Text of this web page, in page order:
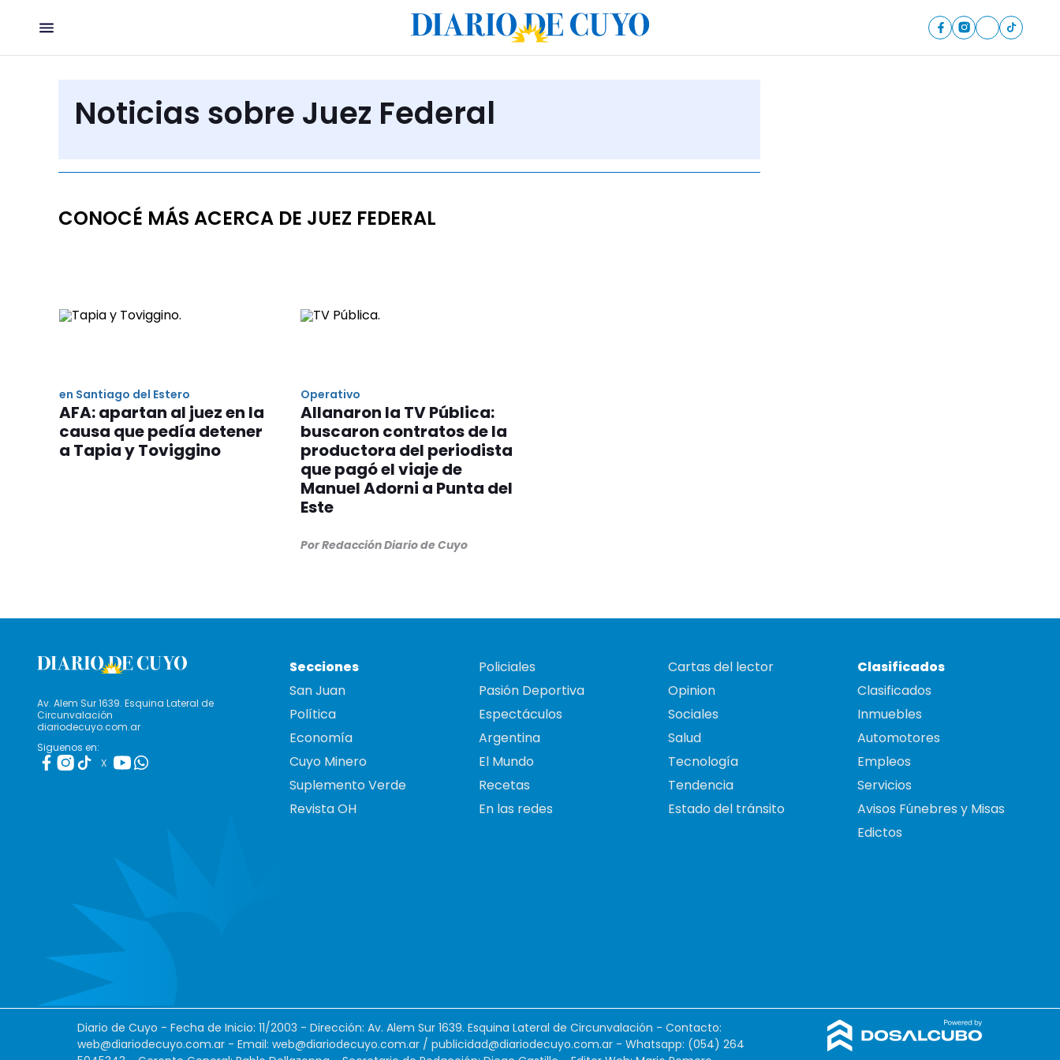
Noticias sobre Juez Federal
CONOCÉ MÁS ACERCA DE JUEZ FEDERAL
en Santiago del Estero
AFA: apartan al juez en la
causa que pedía detener
a Tapia y Toviggino
Operativo
Allanaron la TV Pública:
buscaron contratos de la
productora del periodista
que pagó el viaje de
Manuel Adorni a Punta del
Este
Por Redacción Diario de Cuyo
Av. Alem Sur 1639. Esquina Lateral de
Circunvalación
diariodecuyo.com.ar
Siguenos en:
X
Secciones
San Juan
Política
Economía
Cuyo Minero
Suplemento Verde
Revista OH
Policiales
Pasión Deportiva
Espectáculos
Argentina
El Mundo
Recetas
En las redes
Cartas del lector
Opinion
Sociales
Salud
Tecnología
Tendencia
Estado del tránsito
Clasificados
Clasificados
Inmuebles
Automotores
Empleos
Servicios
Avisos Fúnebres y Misas
Edictos
Diario de Cuyo - Fecha de Inicio: 11/2003 - Dirección: Av. Alem Sur 1639. Esquina Lateral de Circunvalación - Contacto:
web@diariodecuyo.com.ar - Email: web@diariodecuyo.com.ar / publicidad@diariodecuyo.com.ar - Whatsapp: (054) 264